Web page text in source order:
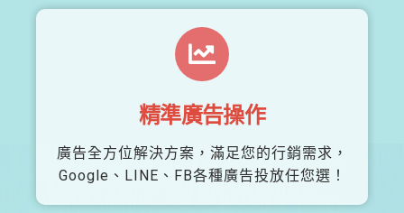
精準廣告操作
廣告全方位解決方案，滿足您的行銷需求，
Google、LINE、FB各種廣告投放任您選！